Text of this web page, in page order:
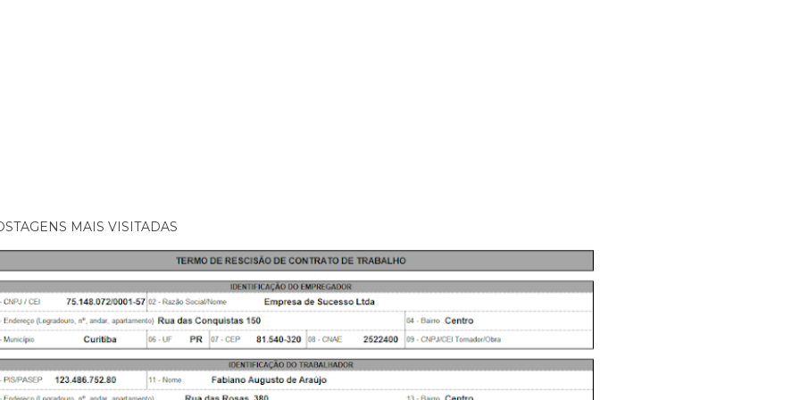
MAIS VISITADAS